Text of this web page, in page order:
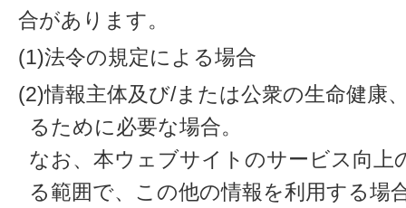
合があります。
(1)法令の規定による場合
(2)情報主体及び/または公衆の生命健康
るために必要な場合。
なお、本ウェブサイトのサービス向上
る範囲で、この他の情報を利用する場